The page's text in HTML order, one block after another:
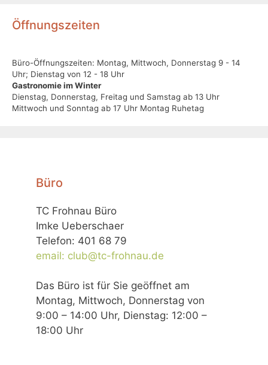
Öffnungszeiten
Büro-Öffnungszeiten: Montag, Mittwoch, Donnerstag 9 - 14
Uhr; Dienstag von 12 - 18 Uhr
Gastronomie im Winter
Dienstag, Donnerstag, Freitag und Samstag ab 13 Uhr
Mittwoch und Sonntag ab 17 Uhr Montag Ruhetag
Büro
TC Frohnau Büro
Imke Ueberschaer
Telefon: 401 68 79
email: club@tc-frohnau.de
Das Büro ist für Sie geöffnet am
Montag, Mittwoch, Donnerstag von
9:00 – 14:00 Uhr, Dienstag: 12:00 –
18:00 Uhr